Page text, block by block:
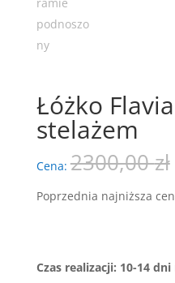
Łóżko
stelażem
Cena: 2300,00zł
Poprzednia najniższa
Czas realizacji: 10-14